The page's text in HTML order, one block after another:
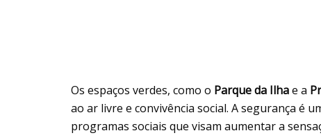
Os espaços verdes, como o Parque da Ilhae a
ao ar livre e convivência social. A segurança é
programas sociais que visam aumentar a